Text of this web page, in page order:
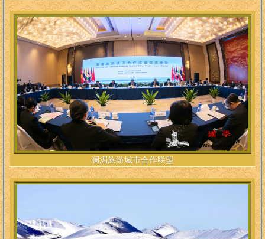
澜湄旅游城市合作联盟